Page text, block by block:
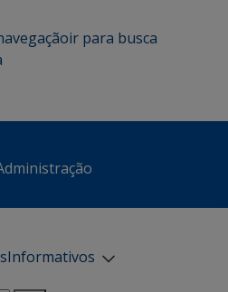
ir para busca
Informativos